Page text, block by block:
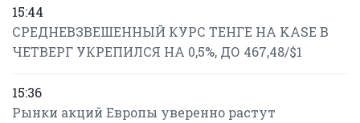
15:44
СРЕДНЕВЗВЕШЕННЫЙ КУРС ТЕНГЕ НА KASE В
ЧЕТВЕРГ УКРЕПИЛСЯ НА 0,5%, ДО 467,48/$1
15:36
Рынки акций Европы уверенно растут